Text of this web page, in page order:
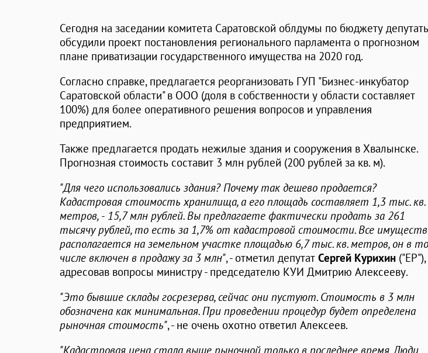
Сегодня на заседании комитета Саратовской облдумы по бюджету
обсудили проект постановления регионального парламента о прогнозном
плане приватизации государственного имущества на 2020 год.
Согласно справке, предлагается реорганизовать ГУП "Бизнес-инкубатор
Саратовской области" в ООО (доля в собственности у области составляет
100%) для более оперативного решения вопросов и управления
предприятием.
Также предлагается продать нежилые здания и сооружения в Хвалынске.
Прогнозная стоимость составит 3 млн рублей (200 рублей за кв. м).
"Для чего использовались здания? Почему так дешево продается?
Кадастровая стоимость хранилища, а его площадь составляет 1,3 тыс. кв.
метров, - 15,7 млн рублей. Вы предлагаете фактически продать за 261
тысячу рублей, то есть за 1,7% от кадастровой стоимости. Все
располагается на земельном участке площадью 6,7 тыс. кв. метров, он в
числе включен в продажу за 3 млн", - отметил депутат Сергей Курихин ("ЕР"),
адресовав вопросы министру - председателю КУИ Дмитрию Алексееву.
"Это бывшие склады госрезерва, сейчас они пустуют. Стоимость в 3 млн
обозначена как минимальная. При проведении процедур будет определена
рыночная стоимость", - не очень охотно ответил Алексеев.
"Кадастровая цена стала выше рыночной только в последнее время. Люди